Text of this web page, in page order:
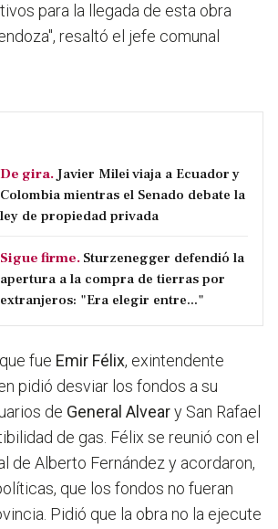
para la llegada de esta obra
a", resaltó el jefe comunal
De gira.Javier Milei viaja a Ecuador y
Colombia mientras el Senado debate la
ley de propiedad privada
Sigue firme. Sturzenegger defendió la
apertura a la compra de tierras por
extranjeros: "Era elegir entre..."
fue Emir Félix, exintendente
pidió desviar los fondos a su
de General Alveary San Rafael
de gas. Félix se reunió con el
de Alberto Fernández y acordaron,
que los fondos no fueran
Pidió que la obra no la ejecute